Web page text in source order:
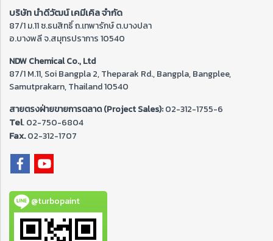
บริษัท นำดีวัฒน์ เคมีเคิล จำกัด
87/1 ม.11 ซ.ธนสิทธิ์ ถ.เทพารักษ์ ต.บางปลา
อ.บางพลี จ.สมุทรปราการ 10540
NDW Chemical Co., Ltd
87/1 M.11, Soi Bangpla 2, Theparak Rd., Bangpla, Bangplee,
Samutprakarn, Thailand 10540
สายตรงฝ่ายขายการตลาด (Project Sales):02-312-1755-6
Tel. 02-750-6804
Fax.02-312-1707
@turbopaint